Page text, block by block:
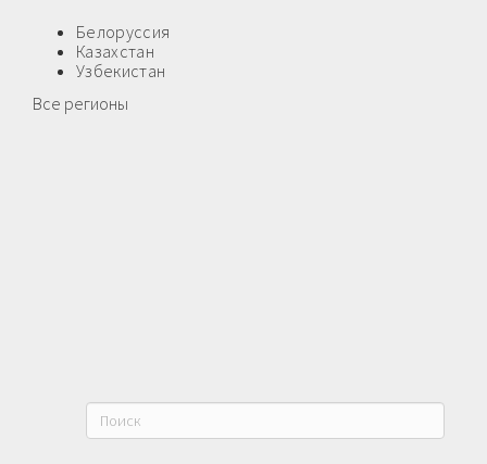
Белоруссия
Казахстан
Узбекистан
Все регионы